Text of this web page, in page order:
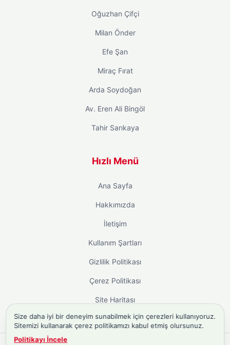
Oğuzhan Çifçi
Milan Önder
Efe Şan
Miraç Fırat
Arda Soydoğan
Av. Eren Ali Bingöl
Tahir Sarıkaya
Hızlı Menü
Ana Sayfa
Hakkımızda
İletişim
Kullanım Şartları
Gizlilik Politikası
Çerez Politikası
Site Haritası
Size daha iyi bir deneyim sunabilmek için çerezleri kullanıyoruz.
Sitemizi kullanarak çerez politikamızı kabul etmiş olursunuz.
Politikayı İncele